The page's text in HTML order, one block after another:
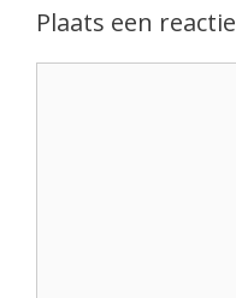
Plaats een reactie